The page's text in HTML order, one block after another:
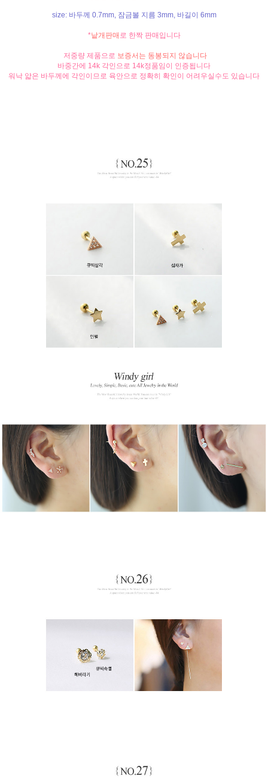
size: 바두께 0.7mm, 잠금볼 지름 3mm, 바길이 6mm
*낱개판매 로 한짝 판매입니다
저중량 제품으로 보증서는 동봉되지 않습니다
바중간에 14k 각인으로 14k정품임이 인증됩니다
워낙 얇은 바두께에 각인이므로 육안으로 정확히 확인이 어려우실수도 있습니다